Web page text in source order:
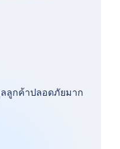
ลลูกค้าปลอดภัยมาก